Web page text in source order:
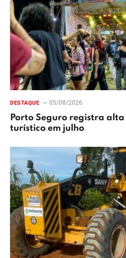
DESTAQUE 05/08/2026
Porto Seguro registra
turístico em julho